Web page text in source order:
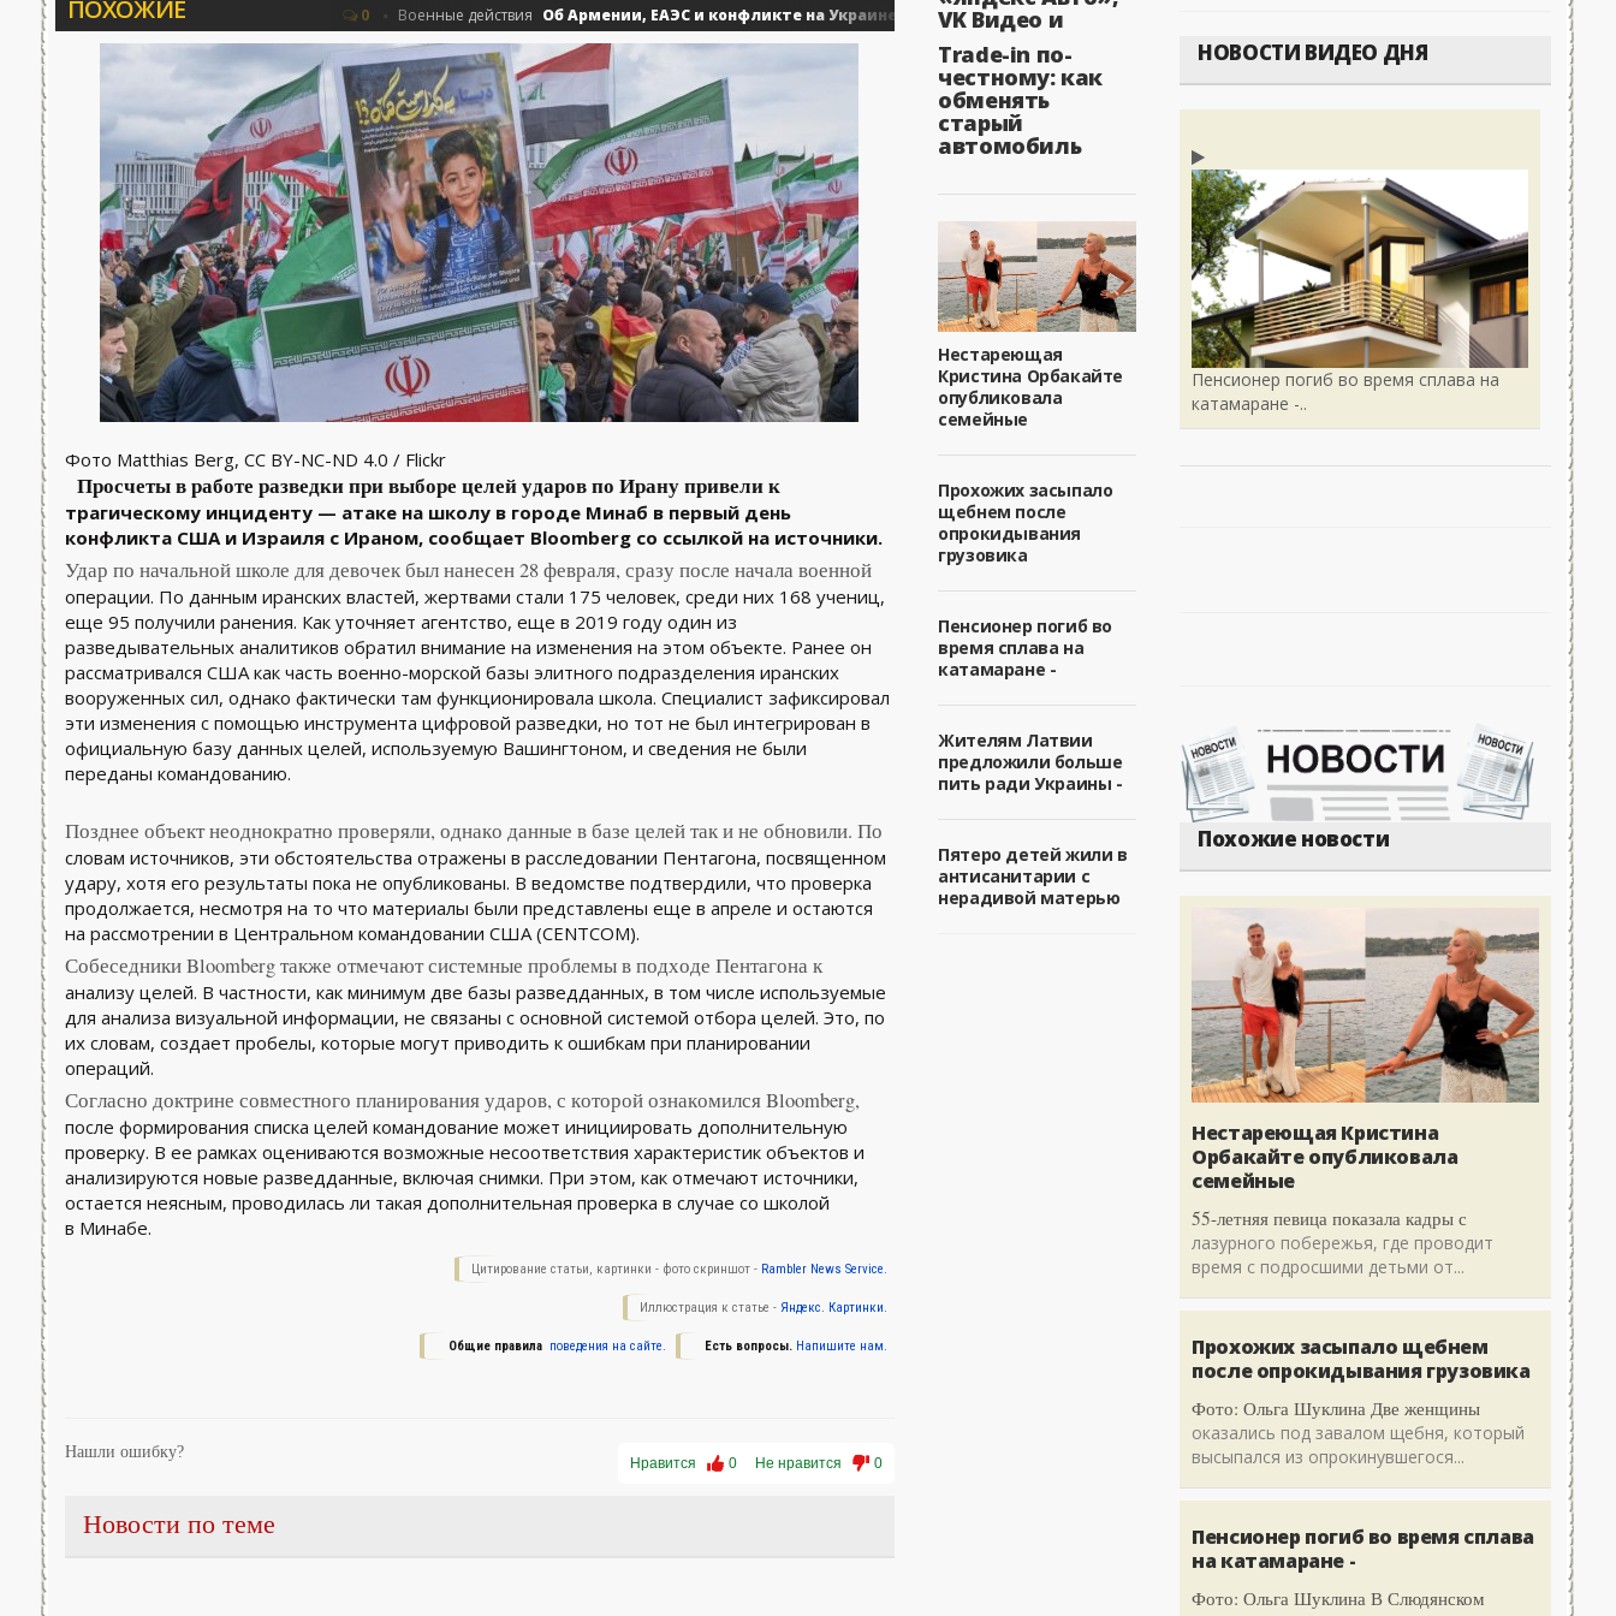
ПОХОЖИЕ
25.06.2026 - «Новости»... Военные действия Об Армении, ЕАЭС и конфликте на Украине. Путин ответил на... 0 Вечерние баталии политологов у
Фото Matthias Berg, CC BY-NC-ND 4.0 / Flickr
Просчеты в работе разведки при выборе целей ударов по Ирану привели к
трагическому инциденту — атаке на школу в городе Минаб в первый день
конфликта США и Израиля с Ираном, сообщает Bloomberg со ссылкой на источники.
Удар по начальной школе для девочек был нанесен 28 февраля, сразу после начала военной
операции. По данным иранских властей, жертвами стали 175 человек, среди них 168 учениц,
еще 95 получили ранения. Как уточняет агентство, еще в 2019 году один из
разведывательных аналитиков обратил внимание на изменения на этом объекте. Ранее он
рассматривался США как часть военно-морской базы элитного подразделения иранских
вооруженных сил, однако фактически там функционировала школа. Специалист зафиксировал
эти изменения с помощью инструмента цифровой разведки, но тот не был интегрирован в
официальную базу данных целей, используемую Вашингтоном, и сведения не были
переданы командованию.
Позднее объект неоднократно проверяли, однако данные в базе целей так и не обновили. По
словам источников, эти обстоятельства отражены в расследовании Пентагона, посвященном
удару, хотя его результаты пока не опубликованы. В ведомстве подтвердили, что проверка
продолжается, несмотря на то что материалы были представлены еще в апреле и остаются
на рассмотрении в Центральном командовании США (CENTCOM).
Собеседники Bloomberg также отмечают системные проблемы в подходе Пентагона к
анализу целей. В частности, как минимум две базы разведданных, в том числе используемые
для анализа визуальной информации, не связаны с основной системой отбора целей. Это, по
их словам, создает пробелы, которые могут приводить к ошибкам при планировании
операций.
Согласно доктрине совместного планирования ударов, с которой ознакомился Bloomberg,
после формирования списка целей командование может инициировать дополнительную
проверку. В ее рамках оцениваются возможные несоответствия характеристик объектов и
анализируются новые разведданные, включая снимки. При этом, как отмечают источники,
остается неясным, проводилась ли такая дополнительная проверка в случае со школой
в Минабе.
Цитирование статьи, картинки - фото скриншот - Rambler News Service.
Иллюстрация к статье - Яндекс. Картинки.
Есть вопросы. Напишите нам.
Общие правила поведения на сайте.
Нравится 0 Не нравится 0
Нашли ошибку?
Новости по теме
VK Видео и
Trade-in по-
честному: как
обменять
старый
автомобиль
Нестареющая
Кристина Орбакайте
опубликовала
семейные
Прохожих засыпало
щебнем после
опрокидывания
грузовика
Пенсионер погиб во
время сплава на
катамаране -
Жителям Латвии
предложили больше
пить ради Украины -
Пятеро детей жили в
антисанитарии с
нерадивой матерью
НОВОСТИ ВИДЕО ДНЯ
Пенсионер погиб во время сплава на
катамаране -..
Похожие новости
Нестареющая Кристина
Орбакайте опубликовала
семейные
55-летняя певица показала кадры с
лазурного побережья, где проводит
время с подросшими детьми от...
Прохожих засыпало щебнем
после опрокидывания грузовика
Фото: Ольга Шуклина Две женщины
оказались под завалом щебня, который
высыпался из опрокинувшегося...
Пенсионер погиб во время сплава
на катамаране -
Фото: Ольга Шуклина В Слюдянском